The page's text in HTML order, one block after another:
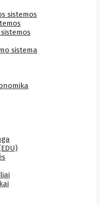
sistemos
sistema